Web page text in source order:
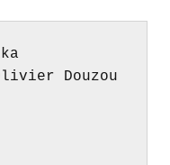
Douzou